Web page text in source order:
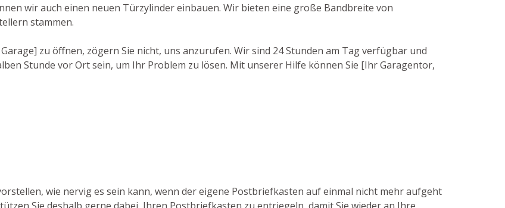
wir auch einen neuen Türzylinder einbauen. Wir bieten eine große Bandbreite von
stammen.
zu öffnen, zögern Sie nicht, uns anzurufen. Wir sind 24 Stunden am Tag verfügbar und
Stunde vor Ort sein, um Ihr Problem zu lösen. Mit unserer Hilfe können Sie [Ihr Garagentor,
wie nervig es sein kann, wenn der eigene Postbriefkasten auf einmal nicht mehr aufgeht